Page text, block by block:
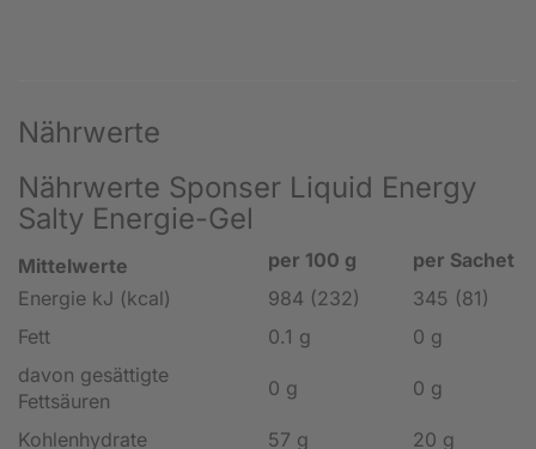
Nährwerte
Nährwerte Sponser Liquid Energy
Salty Energie-Gel
Mittelwerte per 100 g
per Sachet
Energie kJ (kcal)
984 (232)
345 (81)
Fett
0.1 g
0 g
davon gesättigte
Fettsäuren
0 g 0 g
Kohlenhydrate 57 g
20 g